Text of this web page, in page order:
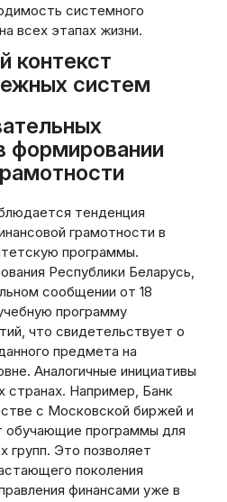
системного
всех этапах жизни.
контекст
систем
формировании
тенденция
грамотности в
программы.
Республики Беларусь‚
сообщении от 18
программу
что свидетельствует о
предмета на
Аналогичные инициативы
странах. Например‚ Банк
с Московской биржей и
обучающие программы для
групп. Это позволяет
поколения
финансами уже в